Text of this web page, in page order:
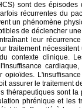
sont des
récurrentes du
un phénomène
de déclencher
leur
traitement
contexte clinique.
opioïdes.
assurer le traitement
thérapeutiques sont
phrénique et les